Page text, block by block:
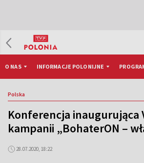
O NAS INFORMACJE POLONIJNE
Polska
Konferencja inaugurująca
kampanii „BohaterON –
28.07.2020, 18:22